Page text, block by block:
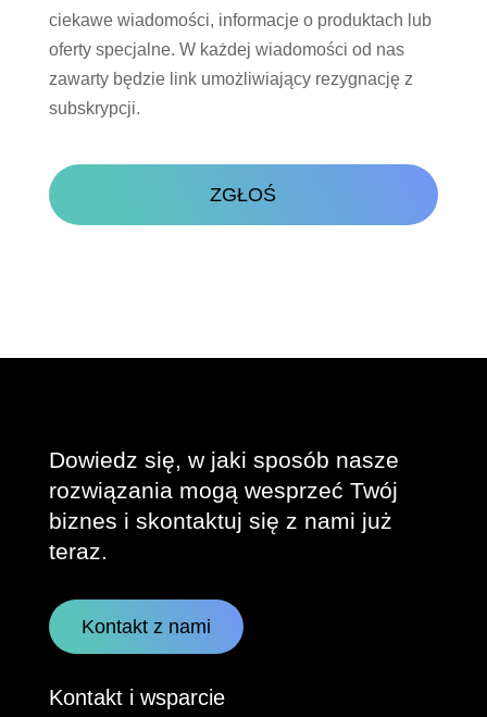
w
kontakcie
ciekawe wiadomości, informacje o produktach lub
oferty specjalne. W każdej wiadomości od nas
zawarty będzie link umożliwiający rezygnację z
subskrypcji.
Dowiedz się, w jaki sposób nasze
rozwiązania mogą wesprzeć Twój
biznes i skontaktuj się z nami już
teraz.
Kontakt z nami
Kontakt i wsparcie